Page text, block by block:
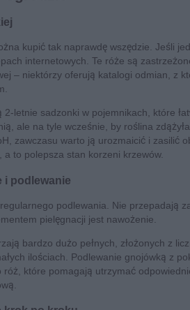
kupić tak naprawdę wszędzie. Jeśli
internetowych. Te róże są
– niektórzy oferują katalogi odmian, z
2-letnie sadzonki w pojemnikach, które
ale na tyle wcześnie, by roślina
zawczasu warto ją urozmaicić i zasilić
a to polepsza stan korzeni krzewów.
i podlewanie
podlewania. Nie przepadają
pielęgnacji jest nawożenie.
bardzo dużo pełnych, złożonych z
ilościach. Podlewanie gnojówką z
które pomagają utrzymać